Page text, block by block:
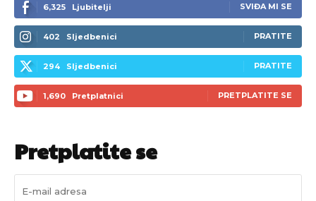
6,325 Ljubitelji SVIĐA MI SE
402 Sljedbenici PRATITE
294 Sljedbenici PRATITE
1,690 Pretplatnici PRETPLATITE SE
Pretplatite se